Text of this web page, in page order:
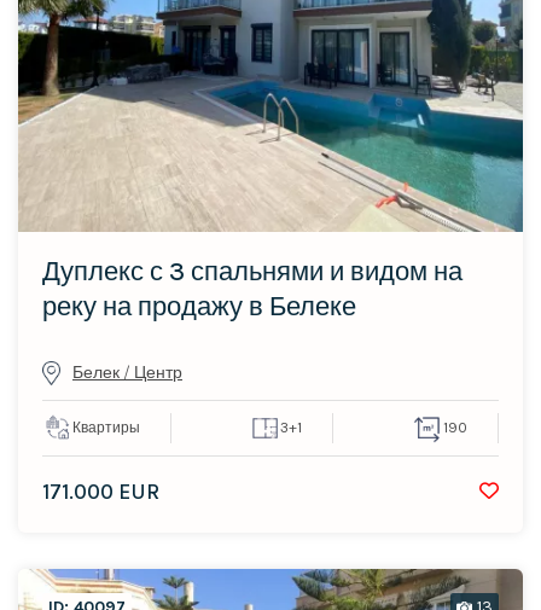
Дуплекс с 3 спальнями и видом на
реку на продажу в Белеке
Белек / Центр
Квартиры 3+1 190
171.000 EUR